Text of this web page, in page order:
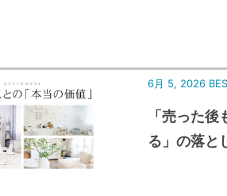
6月 5, 2026
「売った
る」の落と